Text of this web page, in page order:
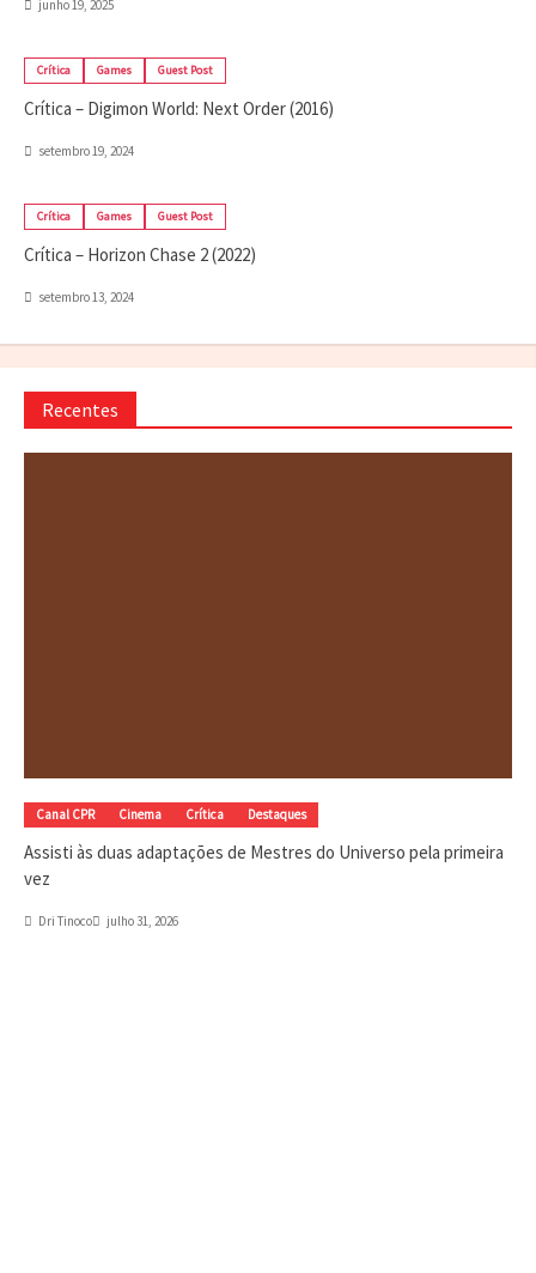
junho 19, 2025
Crítica Games Guest Post
Crítica – Digimon World: Next Order (2016)
setembro 19, 2024
Crítica Games Guest Post
Crítica – Horizon Chase 2 (2022)
setembro 13, 2024
Recentes
Canal CPR Cinema Crítica Destaques
Assisti às duas adaptações de Mestres do Universo pela primeira
vez
Dri Tinoco julho 31, 2026